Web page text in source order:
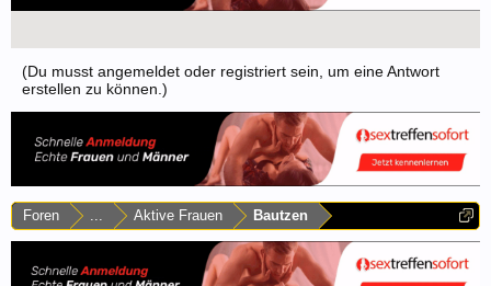
(Du musst angemeldet oder registriert sein, um eine Antwort
erstellen zu können.)
Foren Aktive Frauen Bautzen